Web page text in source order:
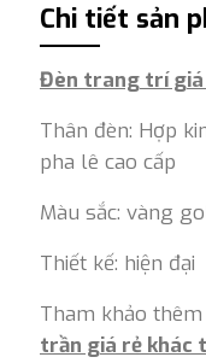
Chi tiết sản
Đèn trang trí giá
Thân đèn: Hợp
pha lê cao cấp
Màu sắc: vàng
Thiết kế: hiện đại
Tham khảo
trần giá rẻ khác